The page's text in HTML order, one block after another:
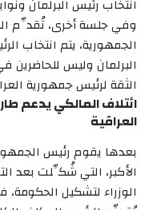
انتخاب رئيس البرلمان
وفي جلسة أخرى، تُقدِّم
الجمهورية، يتم انتخاب
البرلمان وليس
الثقة لرئيس جمهورية
ائتلاف المالكي يدعم
العراقية
بعدها يقوم رئيس
الأكبر، التي شُكِّلت بعد